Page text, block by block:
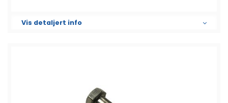
Vis detaljert info